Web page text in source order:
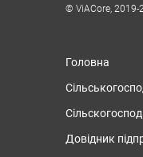
© ViACore, 2019-
Головна
Довідник